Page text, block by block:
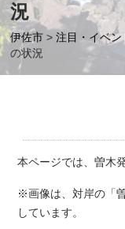
況
伊佐市 >注目・イベン
の状況
本ページでは、曽木
※画像は、対岸の「
しています。